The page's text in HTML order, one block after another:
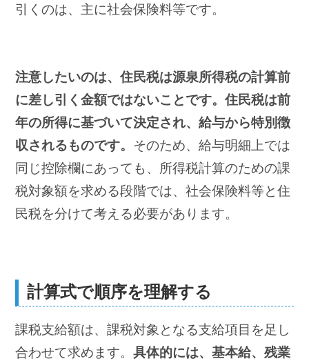
引くのは、主に社会保険料等です。
注意したいのは、住民税は源泉所得税の計算前
に差し引く金額ではないことです。住民税は前
年の所得に基づいて決定され、給与から特別徴
収されるものです。 そのため、給与明細上では
同じ控除欄にあっても、所得税計算のための課
税対象額を求める段階では、社会保険料等と住
民税を分けて考える必要があります。
計算式で順序を理解する
課税支給額は、課税対象となる支給項目を足し
合わせて求めます。具体的には、基本給、残業